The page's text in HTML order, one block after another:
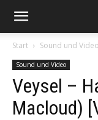
Start Sound und Video
Sound und Video
Veysel –
Macloud)